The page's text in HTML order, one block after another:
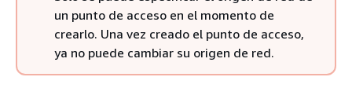
un punto de acceso en el momento de
crearlo. Una vez creado el punto de acceso,
ya no puede cambiar su origen de red.